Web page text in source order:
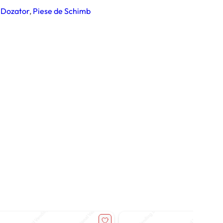
, Piese de Schimb